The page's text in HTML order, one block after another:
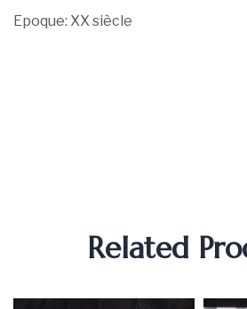
Epoque: XX siècle
Related